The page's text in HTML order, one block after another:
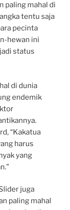
paling mahal di
tentu saja
pecinta
hewan ini
status
di dunia
endemik
“Kakatua
harus
yang
juga
paling mahal